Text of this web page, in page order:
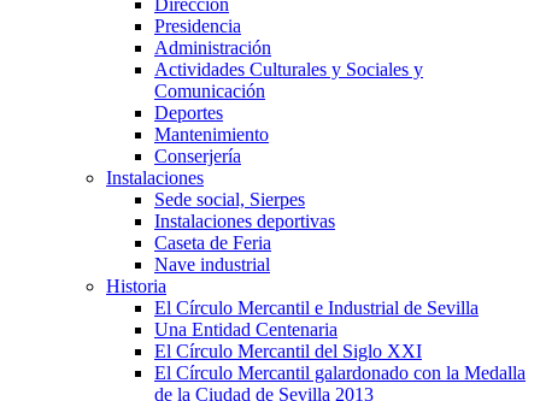
Dirección
Presidencia
Administración
Actividades Culturales y Sociales y
Comunicación
Deportes
Mantenimiento
Conserjería
Instalaciones
Sede social, Sierpes
Instalaciones deportivas
Caseta de Feria
Nave industrial
Historia
El Círculo Mercantil e Industrial de Sevilla
Una Entidad Centenaria
El Círculo Mercantil del Siglo XXI
El Círculo Mercantil galardonado con la Medalla
de la Ciudad de Sevilla 2013